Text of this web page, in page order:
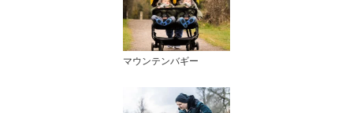
マウンテンバギー